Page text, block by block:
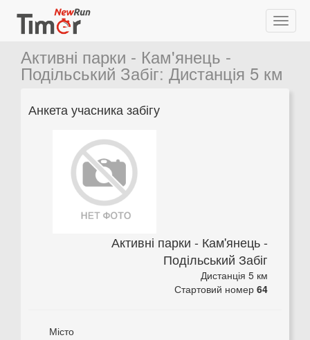
Активні парки - Кам'янець -
Подільський Забіг: Дистанція 5 км
Анкета учасника забігу
Активні парки - Кам'янець -
Подільський Забіг
Дистанція 5 км
Стартовий номер 64
Місто